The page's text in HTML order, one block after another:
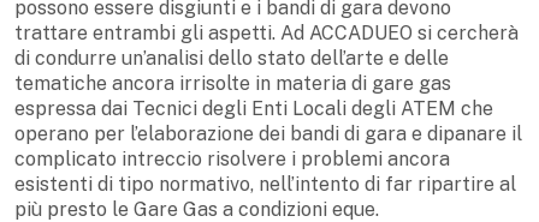
possono essere disgiunti e i bandi di gara devono
trattare entrambi gli aspetti. Ad ACCADUEO si cercherà
di condurre un’analisi dello stato dell’arte e delle
tematiche ancora irrisolte in materia di gare gas
espressa dai Tecnici degli Enti Locali degli ATEM che
operano per l’elaborazione dei bandi di gara e dipanare il
complicato intreccio risolvere i problemi ancora
esistenti di tipo normativo, nell’intento di far ripartire al
più presto le Gare Gas a condizioni eque.